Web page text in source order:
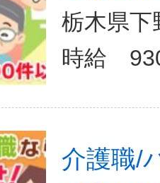
栃木県下
介護職/